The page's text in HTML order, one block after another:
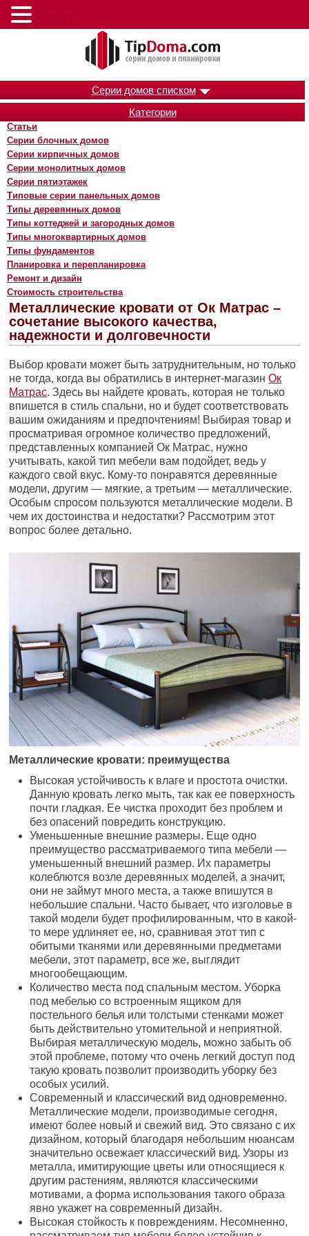
Серии домов списком
Категории
Статьи
Серии блочных домов
Серии кирпичных домов
Серии монолитных домов
Серии пятиэтажек
Типовые серии панельных домов
Типы деревянных домов
Типы коттеджей и загородных домов
Типы многоквартирных домов
Типы фундаментов
Планировка и перепланировка
Ремонт и дизайн
Стоимость строительства
Металлические кровати от Ок Матрас –
сочетание высокого качества,
надежности и долговечности
Выбор кровати может быть затруднительным, но только
не тогда, когда вы обратились в интернет-магазинОк
Матрас. Здесь вы найдете кровать, которая не только
впишется в стиль спальни, но и будет соответствовать
вашим ожиданиям и предпочтениям! Выбирая товар и
просматривая огромное количество предложений,
представленных компанией Ок Матрас, нужно
учитывать, какой тип мебели вам подойдет, ведь у
каждого свой вкус. Кому-то понравятся деревянные
модели, другим — мягкие, а третьим — металлические.
Особым спросом пользуются металлические модели. В
чем их достоинства и недостатки? Рассмотрим этот
вопрос более детально.
Металлические кровати: преимущества
Высокая устойчивость к влаге и простота очистки.
Данную кровать легко мыть, так как ее поверхность
почти гладкая. Ее чистка проходит без проблем и
без опасений повредить конструкцию.
Уменьшенные внешние размеры. Еще одно
преимущество рассматриваемого типа мебели —
уменьшенный внешний размер. Их параметры
колеблются возле деревянных моделей, а значит,
они не займут много места, а также впишутся в
небольшие спальни. Часто бывает, что изголовье в
такой модели будет профилированным, что в какой-
то мере удлиняет ее, но, сравнивая этот тип с
обитыми тканями или деревянными предметами
мебели, этот параметр, все же, выглядит
многообещающим.
Количество места под спальным местом. Уборка
под мебелью со встроенным ящиком для
постельного белья или толстыми стенками может
быть действительно утомительной и неприятной.
Выбирая металлическую модель, можно забыть об
этой проблеме, потому что очень легкий доступ под
такую кровать позволит производить уборку без
особых усилий.
Современный и классический вид одновременно.
Металлические модели, производимые сегодня,
имеют более новый и свежий вид. Это связано с их
дизайном, который благодаря небольшим нюансам
значительно освежает классический вид. Узоры из
металла, имитирующие цветы или относящиеся к
другим растениям, являются классическими
мотивами, а форма использования такого образа
явно укажет на современный дизайн.
Высокая стойкость к повреждениям. Несомненно,